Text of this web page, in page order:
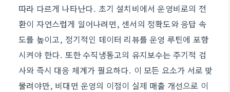
따라 다르게 나타난다. 초기 설치비에서 운영비로의 전
환이 자연스럽게 일어나려면, 센서의 정확도와 응답 속
도를 높이고, 정기적인 데이터 리뷰를 운영 루틴에 포함
시켜야 한다. 또한 수직냉동고의 유지보수는 주기적 검
사와 즉시 대응 체계가 필요하다. 이 모든 요소가 서로 맞
물려야만, 비대면 운영의 이점이 실제 매출 개선으로 이